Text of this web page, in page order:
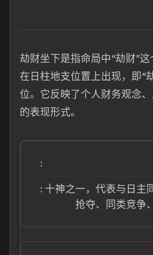
劫财坐下是指命局中“劫财”
在日柱地支位置上出现，即“
位。它反映了个人财务观念
的表现形式。
十神之一，代表与日主
抢夺、同类竞争